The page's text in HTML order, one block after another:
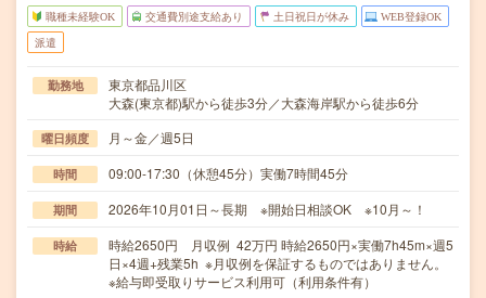
職種未経験OK 交通費別途支給あり 土日祝日が休み WEB登録OK
派遣
勤務地
東京都品川区
大森(東京都)駅から徒歩3分／大森海岸駅から徒歩6分
曜日頻度 月～金／週5日
時間 09:00-17:30（休憩45分）実働7時間45分
期間 2026年10月01日～長期 ※開始日相談OK ※10月～！
時給
時給2650円 月収例 42万円 時給2650円×実働7h45m×週5
日×4週+残業5h ※月収例を保証するものではありません。
※給与即受取りサービス利用可（利用条件有）